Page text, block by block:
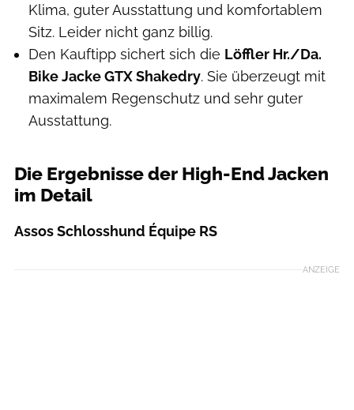
Klima, guter Ausstattung und komfortablem
Sitz. Leider nicht ganz billig.
Den Kauftipp sichert sich die Löffler Hr./Da.
Bike Jacke GTX Shakedry. Sie überzeugt mit
maximalem Regenschutz und sehr guter
Ausstattung.
Die Ergebnisse der High-End Jacken
im Detail
Assos Schlosshund Équipe RS
ANZEIGE